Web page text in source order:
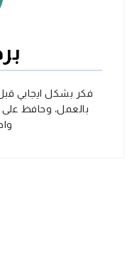
فكر بشكل ايجابي قبل
بالعمل، وحافظ على